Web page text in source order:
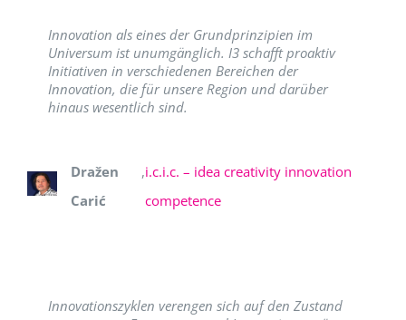
Innovation als eines der Grundprinzipien im
Universum ist unumgänglich. I3 schafft proaktiv
Initiativen in verschiedenen Bereichen der
Innovation, die für unsere Region und darüber
hinaus wesentlich sind.
Dražen
Carić
,i.c.i.c. – idea creativity innovation
competence
Innovationszyklen verengen sich auf den Zustand